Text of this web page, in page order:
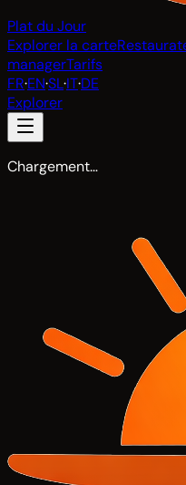
Plat du Jour
Explorer la carte
managerTarifs
FR·EN·SL·IT·DE
Explorer
Chargement…